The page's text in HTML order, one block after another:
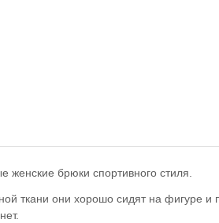
женские брюки спортивного стиля.
ткани они хорошо сидят на фигуре и